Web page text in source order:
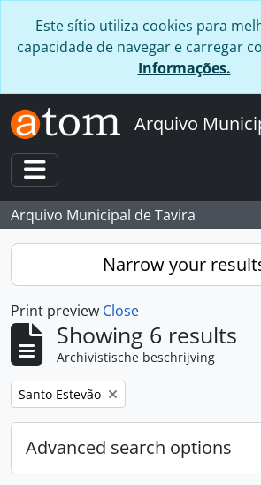
Este sítio utiliza cookies para
capacidade de navegar e carregar
Informações.
Arquivo
Toggle navigation
Arquivo Municipal de Tavira
Narrow your
Print preview Close
Showing 6 results
Archivistische beschrijving
Remove filter:
Santo Estevão
Advanced search options